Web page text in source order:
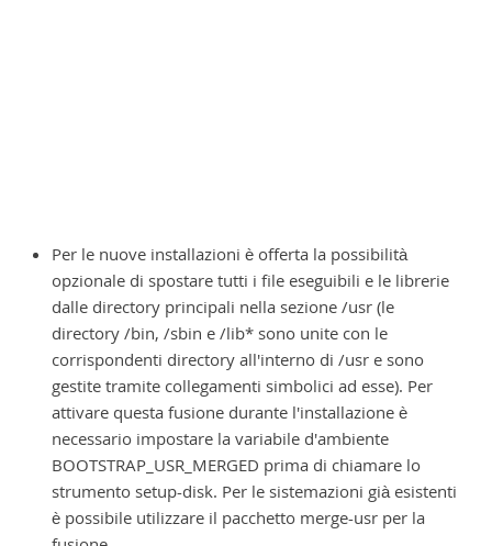
Per le nuove installazioni è offerta la possibilità
opzionale di spostare tutti i file eseguibili e le librerie
dalle directory principali nella sezione /usr (le
directory /bin, /sbin e /lib* sono unite con le
corrispondenti directory all'interno di /usr e sono
gestite tramite collegamenti simbolici ad esse). Per
attivare questa fusione durante l'installazione è
necessario impostare la variabile d'ambiente
BOOTSTRAP_USR_MERGED prima di chiamare lo
strumento setup-disk. Per le sistemazioni già esistenti
è possibile utilizzare il pacchetto merge-usr per la